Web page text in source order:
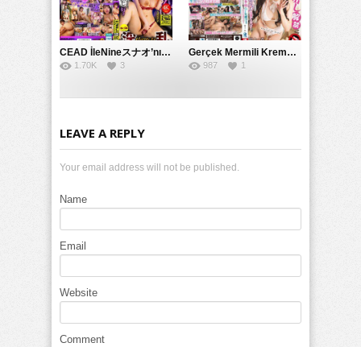
CEAD İleNineスナオ’nın Çılgın ve Seksüel Dünyası: Büyük Kalçalar ve Çılgın İlişkiler
1.70K 3
Gerçek Mermili Kremalı Pasta Büyük Dağıtımı, Ben Herkesin Özel Placesine Hizmet Eden En Üst Düzey Erotik Ürünler Günün Fırsatı
987 1
LEAVE A REPLY
Your email address will not be published.
Name
Email
Website
Comment